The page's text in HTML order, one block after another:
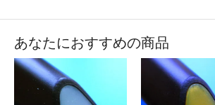
あなたにおすすめの商品